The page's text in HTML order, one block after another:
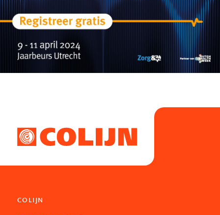
COLIJN